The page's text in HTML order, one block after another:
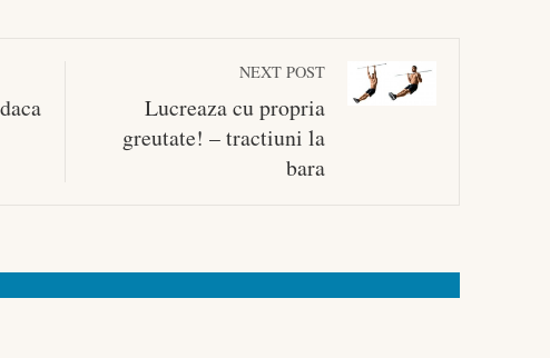
NEXT POST
Lucreaza cu propria
greutate! – tractiuni la
bara